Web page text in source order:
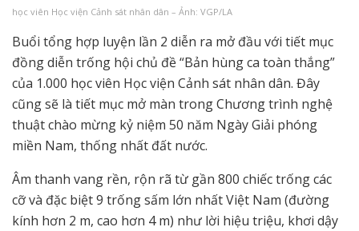
học viên Học viện Cảnh sát nhân dân – Ảnh: VGP/LA
Buổi tổng hợp luyện lần 2 diễn ra mở đầu với tiết mục
đồng diễn trống hội chủ đề “Bản hùng ca toàn thắng”
của 1.000 học viên Học viện Cảnh sát nhân dân. Đây
cũng sẽ là tiết mục mở màn trong Chương trình nghệ
thuật chào mừng kỷ niệm 50 năm Ngày Giải phóng
miền Nam, thống nhất đất nước.
Âm thanh vang rền, rộn rã từ gần 800 chiếc trống các
cỡ và đặc biệt 9 trống sấm lớn nhất Việt Nam (đường
kính hơn 2 m, cao hơn 4 m) như lời hiệu triệu, khơi dậy